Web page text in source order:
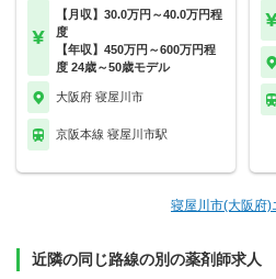
【月収】30.0万円～40.0万円程
度
【年収】450万円～600万円程
度 24歳～50歳モデル
大阪府 寝屋川市
京阪本線 寝屋川市駅
寝屋川市(大阪府)
近隣の同じ路線の別の薬剤師求人